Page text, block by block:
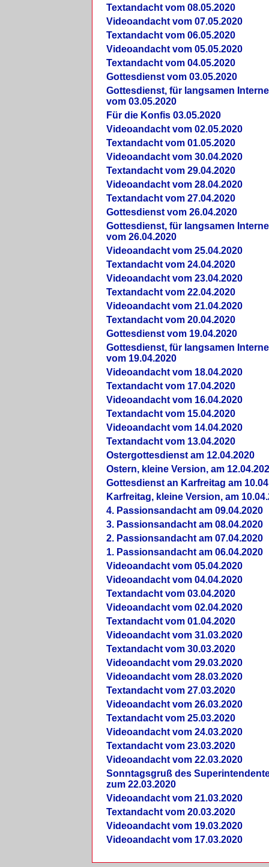
Textandacht vom 08.05.2020
Videoandacht vom 07.05.2020
Textandacht vom 06.05.2020
Videoandacht vom 05.05.2020
Textandacht vom 04.05.2020
Gottesdienst vom 03.05.2020
Gottesdienst, für langsamen
vom 03.05.2020
Für die Konfis 03.05.2020
Videoandacht vom 02.05.2020
Textandacht vom 01.05.2020
Videoandacht vom 30.04.2020
Textandacht vom 29.04.2020
Videoandacht vom 28.04.2020
Textandacht vom 27.04.2020
Gottesdienst vom 26.04.2020
Gottesdienst, für langsamen
vom 26.04.2020
Videoandacht vom 25.04.2020
Textandacht vom 24.04.2020
Videoandacht vom 23.04.2020
Textandacht vom 22.04.2020
Videoandacht vom 21.04.2020
Textandacht vom 20.04.2020
Gottesdienst vom 19.04.2020
Gottesdienst, für langsamen
vom 19.04.2020
Videoandacht vom 18.04.2020
Textandacht vom 17.04.2020
Videoandacht vom 16.04.2020
Textandacht vom 15.04.2020
Videoandacht vom 14.04.2020
Textandacht vom 13.04.2020
Ostergottesdienst am 12.04.2020
Ostern, kleine Version, am
Gottesdienst an Karfreitag am
Karfreitag, kleine Version, am
4. Passionsandacht am 09.04.2020
3. Passionsandacht am 08.04.2020
2. Passionsandacht am 07.04.2020
1. Passionsandacht am 06.04.2020
Videoandacht vom 05.04.2020
Videoandacht vom 04.04.2020
Textandacht vom 03.04.2020
Videoandacht vom 02.04.2020
Textandacht vom 01.04.2020
Videoandacht vom 31.03.2020
Textandacht vom 30.03.2020
Videoandacht vom 29.03.2020
Videoandacht vom 28.03.2020
Textandacht vom 27.03.2020
Videoandacht vom 26.03.2020
Textandacht vom 25.03.2020
Videoandacht vom 24.03.2020
Textandacht vom 23.03.2020
Videoandacht vom 22.03.2020
Sonntagsgruß des
zum 22.03.2020
Videoandacht vom 21.03.2020
Textandacht vom 20.03.2020
Videoandacht vom 19.03.2020
Videoandacht vom 17.03.2020